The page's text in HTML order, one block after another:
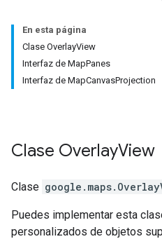
En esta página
Clase OverlayView
Interfaz de MapPanes
Interfaz de MapCanvasProjection
Clase OverlayView
Clase google.maps.
Puedes implementar esta
personalizados de objetos